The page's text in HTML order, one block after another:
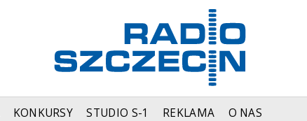
KONKURSY STUDIO S-1 REKLAMA O NAS